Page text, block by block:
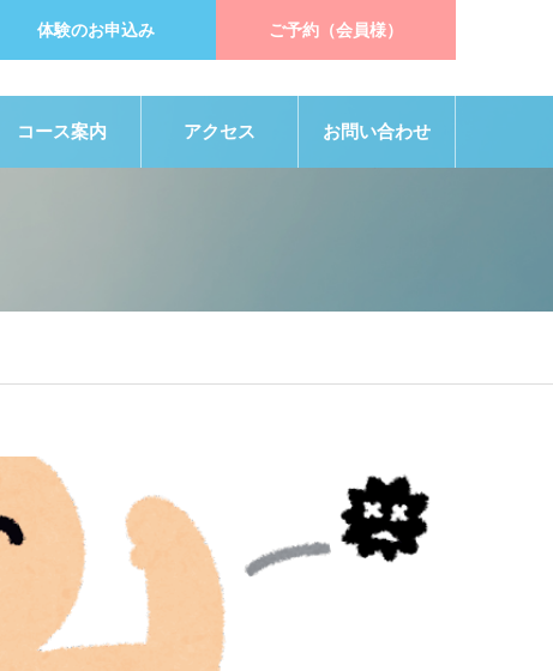
体験のお申込み ご予約（会員様）
コース案内 アクセス お問い合わせ